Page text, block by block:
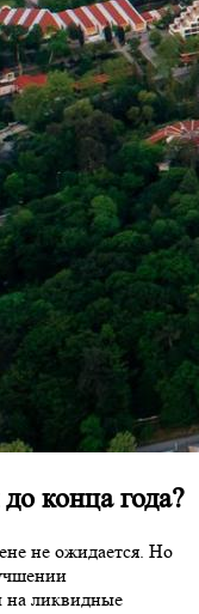
конца года?
не ожидается. Но
на ликвидные